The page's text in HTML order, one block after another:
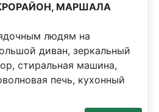
МАРШАЛА
людям на
диван, зеркальный
стиральная машина,
печь, кухонный